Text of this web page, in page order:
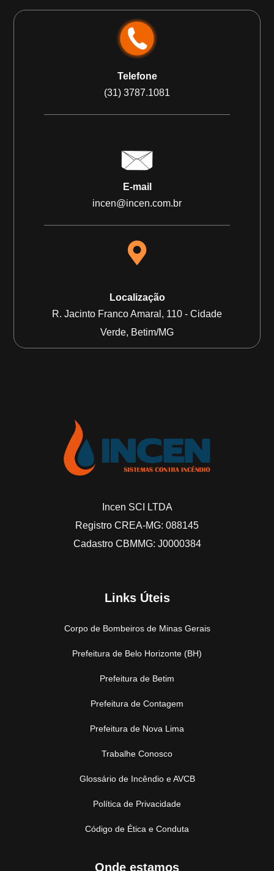
Telefone
(31) 3787.1081
E-mail
incen@incen.com.br
Localização
R. Jacinto Franco Amaral, 110 - Cidade
Verde, Betim/MG
Incen SCI LTDA
Registro CREA-MG: 088145
Cadastro CBMMG: J0000384
Links Úteis
Corpo de Bombeiros de Minas Gerais
Prefeitura de Belo Horizonte (BH)
Prefeitura de Betim
Prefeitura de Contagem
Prefeitura de Nova Lima
Trabalhe Conosco
Glossário de Incêndio e AVCB
Política de Privacidade
Código de Ética e Conduta
Onde estamos